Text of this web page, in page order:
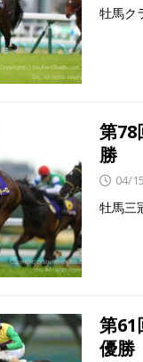
牡馬ク
第
勝
04/
牡馬三
第
優勝